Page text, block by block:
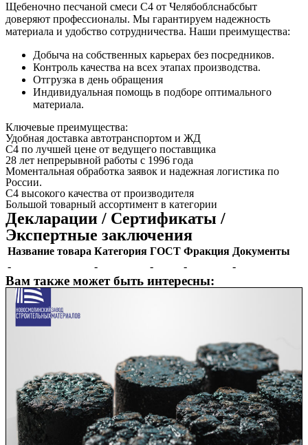
Щебеночно песчаной смеси С4 от Челябоблснабсбыт
доверяют профессионалы. Мы гарантируем надежность
материала и удобство сотрудничества. Наши преимущества:
Добыча на собственных карьерах без посредников.
Контроль качества на всех этапах производства.
Отгрузка в день обращения
Индивидуальная помощь в подборе оптимального
материала.
Ключевые преимущества:
Удобная доставка автотранспортом и ЖД
C4 по лучшей цене от ведущего поставщика
28 лет непрерывной работы с 1996 года
Моментальная обработка заявок и надежная логистика по
России.
C4 высокого качества от производителя
Большой товарный ассортимент в категории
Декларации / Сертификаты /
Экспертные заключения
Название товара Категория ГОСТ Фракция Документы
-
- - - -
Вам также может быть интересны: